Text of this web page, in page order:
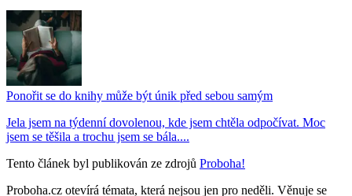
Ponořit se do knihy může být únik před sebou samým
Jela jsem na týdenní dovolenou, kde jsem chtěla odpočívat. Moc
jsem se těšila a trochu jsem se bála....
Tento článek byl publikován ze zdrojů Proboha!
Proboha.cz otevírá témata, která nejsou jen pro neděli. Věnuje se